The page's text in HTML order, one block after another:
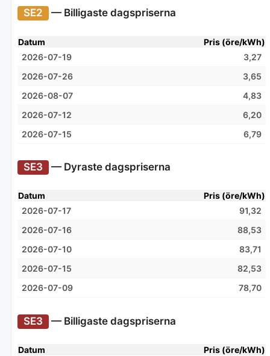
SE2 — Billigaste dagspriserna
Datum
Pris (öre/kWh)
2026-07-19
3,27
2026-07-26
3,65
2026-08-07
4,83
2026-07-12
6,20
2026-07-15
6,79
SE3 — Dyraste dagspriserna
Datum
Pris (öre/kWh)
2026-07-17
91,32
2026-07-16
88,53
2026-07-10
83,71
2026-07-15
82,53
2026-07-09
78,70
SE3 — Billigaste dagspriserna
Datum
Pris (öre/kWh)